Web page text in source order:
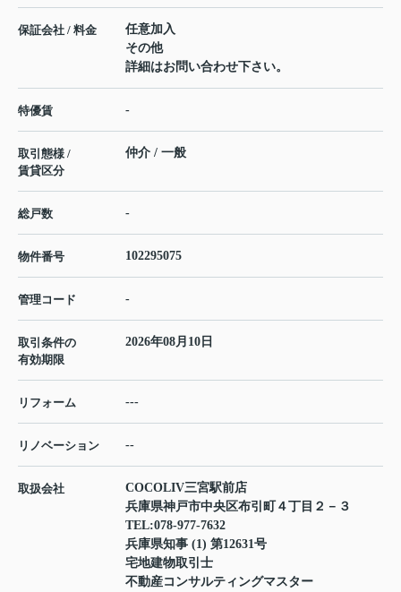
保証会社 / 料金
任意加入
その他
詳細はお問い合わせ下さい。
特優賃 -
取引態様 /
賃貸区分
仲介 / 一般
総戸数 -
物件番号 102295075
管理コード -
取引条件の
有効期限
2026年08月10日
リフォーム ---
リノベーション --
取扱会社
COCOLIV三宮駅前店
兵庫県神戸市中央区布引町４丁目２－３
TEL:078-977-7632
兵庫県知事 (1) 第12631号
宅地建物取引士
不動産コンサルティングマスター